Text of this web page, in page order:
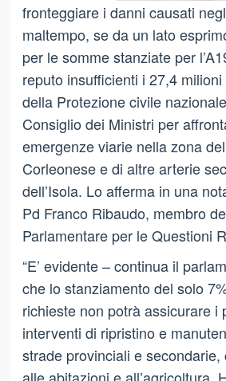
fronteggiare i danni causati
maltempo, se da un lato
per le somme stanziate per
reputo insufficienti i 27,4
della Protezione civile
Consiglio dei Ministri per
emergenze viarie nella zona
Corleonese e di altre arterie
dell’Isola. Lo afferma in una
Pd Franco Ribaudo, membro
Parlamentare per le Questioni
“E’ evidente – continua il
che lo stanziamento del solo
richieste non potrà assicurare i
interventi di ripristino e
strade provinciali e
alle abitazioni e all’agricoltura.